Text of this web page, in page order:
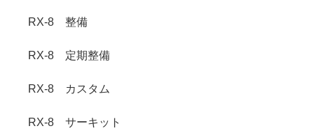
RX-8 整備
RX-8 定期整備
RX-8 カスタム
RX-8 サーキット